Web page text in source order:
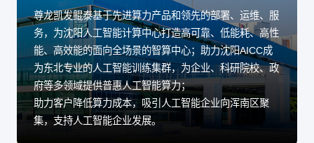
尊龙凯发鲲泰基于先进算力产品和领先的部署、运维、服
务，为沈阳人工智能计算中心打造高可靠、低能耗、高性
能、高效能的面向全场景的智算中心；助力沈阳AICC成
为东北专业的人工智能训练集群，为企业、科研院校、政
府等多领域提供普惠人工智能算力；
助力客户降低算力成本，吸引人工智能企业向浑南区聚
集，支持人工智能企业发展。